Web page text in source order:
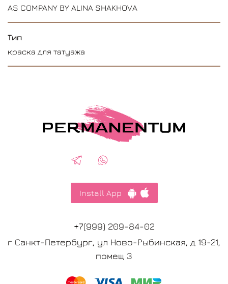
AS COMPANY BY ALINA SHAKHOVA
Тип
краска для татуажа
Install App
+7(999) 209-84-02
г Санкт-Петербург, ул Ново-Рыбинская, д 19-21,
помещ 3